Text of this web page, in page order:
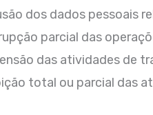
dos dados pessoais
parcial das
das atividades de
total ou parcial das